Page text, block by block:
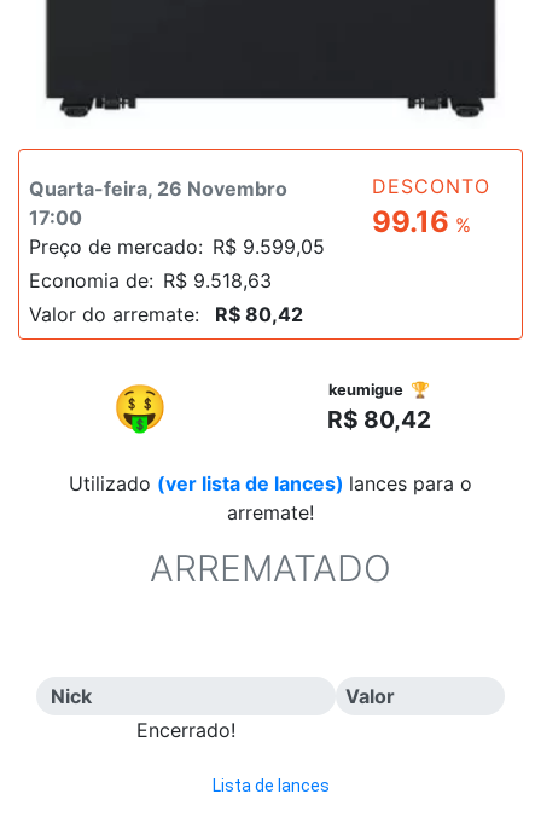
Quarta-feira, 26 Novembro
17:00
Preço de mercado: R$ 9.599,05
Economia de: R$ 9.518,63
Valor do arremate:
R$ 80,42
DESCONTO
99.16 %
🤑 keumigue 🏆
R$ 80,42
Utilizado (ver lista de lances) lances para o
arremate!
ARREMATADO
Nick
Valor
Encerrado!
Lista de lances